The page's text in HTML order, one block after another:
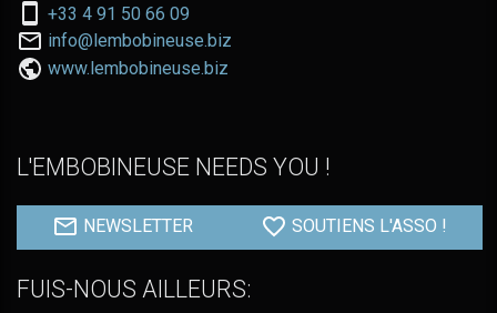
Nous
téléphoner
au:
+33 4 91 50 66 09
Nous
contacter
info@lembobineuse.biz
www.lembobineuse.biz
L'EMBOBINEUSE NEEDS YOU !
NEWSLETTER SOUTIENS L'ASSO !
FUIS-NOUS AILLEURS: